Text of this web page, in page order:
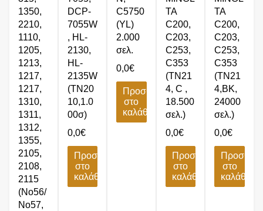
1350,
2210,
1110,
1205,
1213,
1217,
1217,
1310,
1311,
1312,
1355,
2105,
2108,
2115
(No56/
No57,
DCP-
7055W
, HL-
2130,
HL-
2135W
(TN20
10,1.0
00σ)
0,0€
Προσθήκη
στο
καλάθι
C5750
(YL)
2.000
σελ.
0,0€
Προσθήκη
στο
καλάθι
TA
C200,
C203,
C253,
C353
(TN21
4, C ,
18.500
σελ.)
0,0€
Προσθήκη
στο
καλάθι
TA
C200,
C203,
C253,
C353
(TN21
4,BK,
24000
σελ.)
0,0€
στο
καλάθι